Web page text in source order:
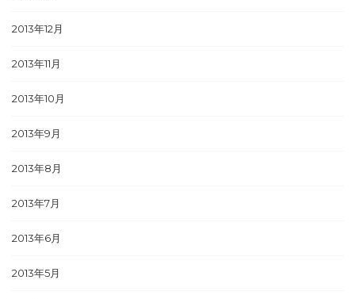
2013年12月
2013年11月
2013年10月
2013年9月
2013年8月
2013年7月
2013年6月
2013年5月